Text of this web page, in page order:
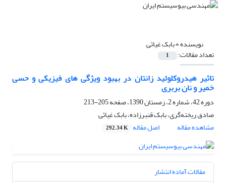
نویسنده =بابک غیاثی
تعداد مقالات: 1
تاثیر هیدروکلوئید زانتان در بهبود ویژگی های فیزیکی و حسی
خمیر و نان بربری
دوره 42، شماره 2، زمستان 1390، صفحه
205-213
صادق ریخته‌گری، بابک قنبرزاده، بابک غیاثی
مشاهده مقاله
اصل مقاله 292.34 K
مقالات آماده انتشار